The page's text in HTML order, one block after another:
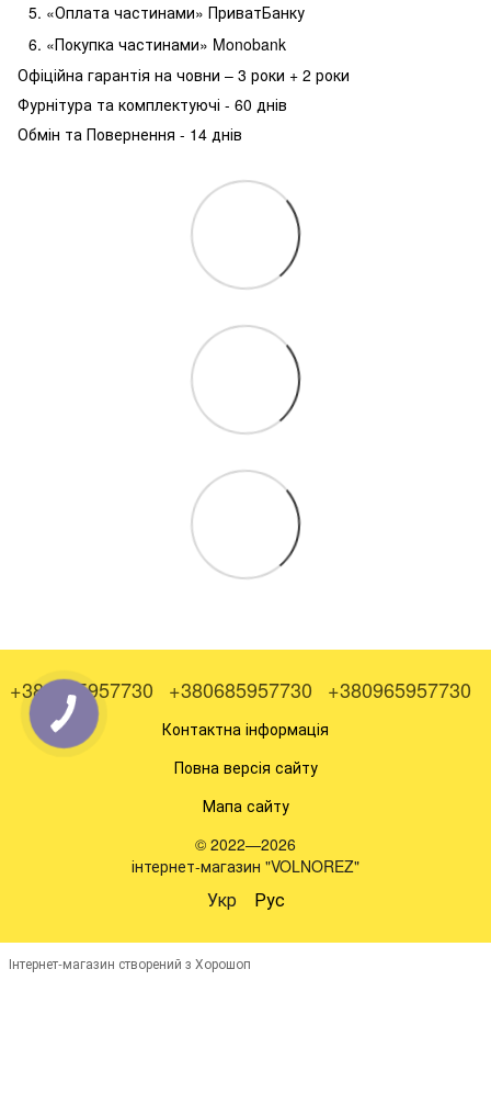
«Оплата частинами» ПриватБанку
«Покупка частинами» Monobank
Офіційна гарантія на човни – 3 роки + 2 роки
Фурнітура та комплектуючі - 60 днів
Обмін та Повернення - 14 днів
+380505957730 +380685957730 +380965957730
Контактна інформація
Повна версія сайту
Мапа сайту
© 2022—2026
інтернет-магазин "VOLNOREZ"
Укр Рус
Інтернет-магазин створений з Хорошоп